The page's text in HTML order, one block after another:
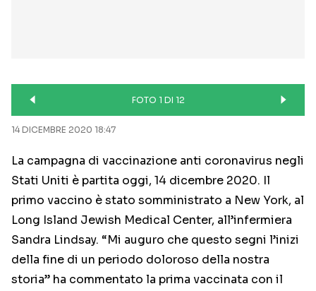
FOTO 1 DI 12
14 DICEMBRE 2020 18:47
La campagna di vaccinazione anti coronavirus negli
Stati Uniti è partita oggi, 14 dicembre 2020. Il
primo vaccino è stato somministrato a New York, al
Long Island Jewish Medical Center, all’infermiera
Sandra Lindsay. “Mi auguro che questo segni l’inizi
della fine di un periodo doloroso della nostra
storia” ha commentato la prima vaccinata con il